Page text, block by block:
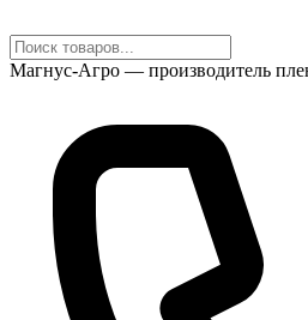
Магнус-Агро — производитель